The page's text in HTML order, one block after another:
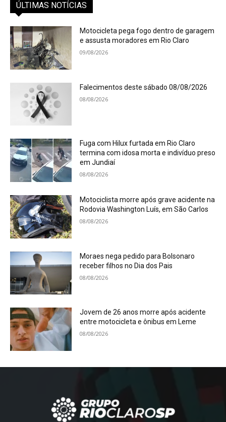
ÚLTIMAS NOTÍCIAS
Motocicleta pega fogo dentro de garagem
e assusta moradores em Rio Claro
09/08/2026
Falecimentos deste sábado 08/08/2026
08/08/2026
Fuga com Hilux furtada em Rio Claro
termina com idosa morta e indivíduo preso
em Jundiaí
08/08/2026
Motociclista morre após grave acidente na
Rodovia Washington Luís, em São Carlos
08/08/2026
Moraes nega pedido para Bolsonaro
receber filhos no Dia dos Pais
08/08/2026
Jovem de 26 anos morre após acidente
entre motocicleta e ônibus em Leme
08/08/2026